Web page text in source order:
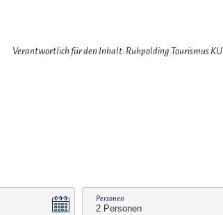
Verantwortlich für den Inhalt: Ruhpolding Tourismus KU
Personen